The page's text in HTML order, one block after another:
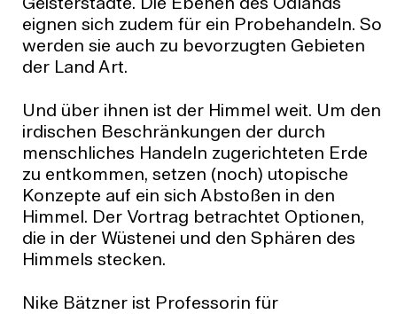
Geisterstädte. Die Ebenen des Ödlands
eignen sich zudem für ein Probehandeln. So
werden sie auch zu bevorzugten Gebieten
der Land Art.
Und über ihnen ist der Himmel weit. Um den
irdischen Beschränkungen der durch
menschliches Handeln zugerichteten Erde
zu entkommen, setzen (noch) utopische
Konzepte auf ein sich Abstoßen in den
Himmel. Der Vortrag betrachtet Optionen,
die in der Wüstenei und den Sphären des
Himmels stecken.
Nike Bätzner ist Professorin für